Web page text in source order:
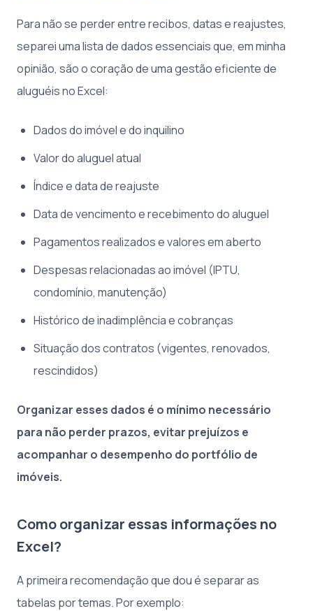
Para não se perder entre recibos, datas e reajustes,
separei uma lista de dados essenciais que, em minha
opinião, são o coração de uma gestão eficiente de
aluguéis no Excel:
Dados do imóvel e do inquilino
Valor do aluguel atual
Índice e data de reajuste
Data de vencimento e recebimento do aluguel
Pagamentos realizados e valores em aberto
Despesas relacionadas ao imóvel (IPTU,
condomínio, manutenção)
Histórico de inadimplência e cobranças
Situação dos contratos (vigentes, renovados,
rescindidos)
Organizar esses dados é o mínimo necessário
para não perder prazos, evitar prejuízos e
acompanhar o desempenho do portfólio de
imóveis.
Como organizar essas informações no
Excel?
A primeira recomendação que dou é separar as
tabelas por temas. Por exemplo: